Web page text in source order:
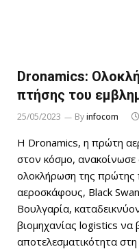
Dronamics:
πτήσης του
25/05/2023 Byinfocom
Η Dronamics, η πρώτη
στον κόσμο, ανακοίνωσε
ολοκλήρωση της πρώτης
αεροσκάφους, Black
Βουλγαρία,
βιομηχανίας logistics να
αποτελεσματικότητα